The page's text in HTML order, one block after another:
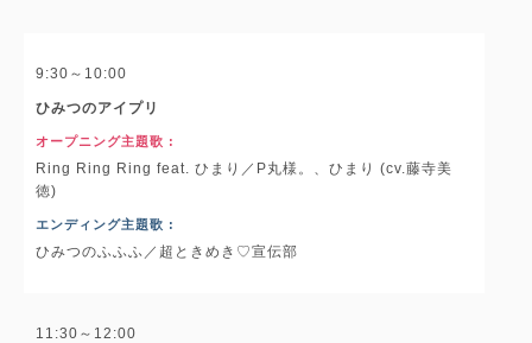
9:30～10:00
ひみつのアイプリ
オープニング主題歌 :
Ring Ring Ring feat. ひまり／P丸様。、ひまり (cv.藤寺美
徳)
エンディング主題歌 :
ひみつのふふふ／超ときめき♡宣伝部
11:30～12:00